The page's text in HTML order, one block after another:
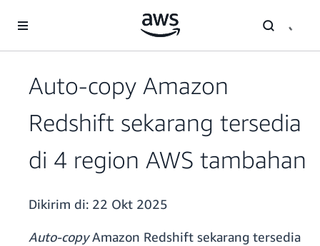
Auto-copy Amazon
Redshift sekarang tersedia
di 4 region AWS tambahan
Dikirim di: 22 Okt 2025
Auto-copyAmazon Redshift sekarang tersedia